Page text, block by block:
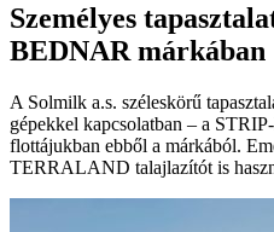
Személyes
BEDNAR márkában
A Solmilk a.s. széleskörű
gépekkel kapcsolatban – a
flottájukban ebből a márkából.
TERRALAND talajlazítót is